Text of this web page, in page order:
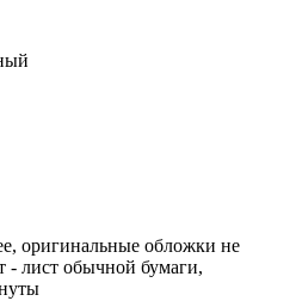
оригинальные обложки не
- лист обычной бумаги,